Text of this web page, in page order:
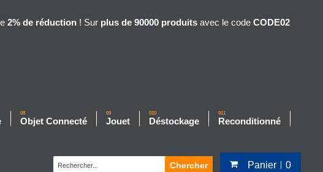
2% de réduction ! Sur plus de 90000 produits avec le code CODE02
08
Objet Connecté
09
Jouet
010
Déstockage
011
Reconditionné
Panier
0
Chercher